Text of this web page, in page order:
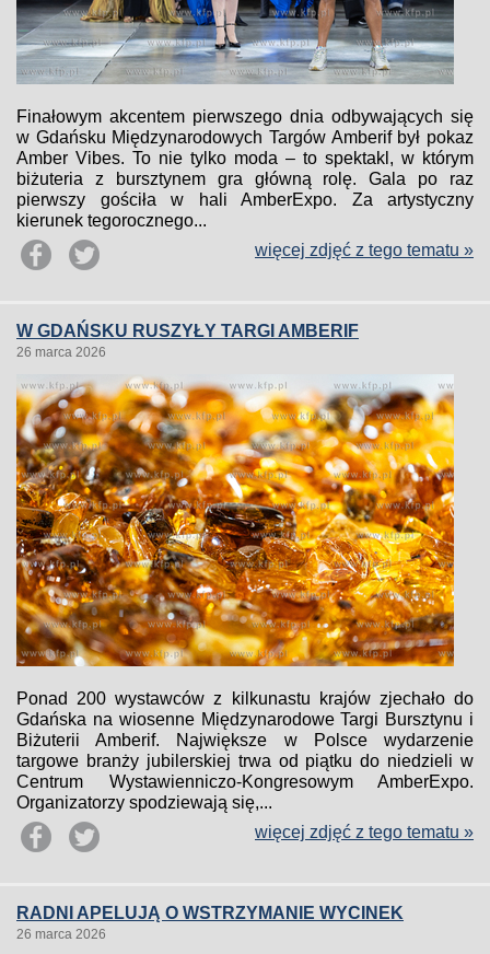
Finałowym akcentem pierwszego dnia odbywających się
w Gdańsku Międzynarodowych Targów Amberif był pokaz
Amber Vibes. To nie tylko moda – to spektakl, w którym
biżuteria z bursztynem gra główną rolę. Gala po raz
pierwszy gościła w hali AmberExpo. Za artystyczny
kierunek tegorocznego...
więcej zdjęć z tego tematu »
W GDAŃSKU RUSZYŁY TARGI AMBERIF
26 marca 2026
Ponad 200 wystawców z kilkunastu krajów zjechało do
Gdańska na wiosenne Międzynarodowe Targi Bursztynu i
Biżuterii Amberif. Największe w Polsce wydarzenie
targowe branży jubilerskiej trwa od piątku do niedzieli w
Centrum Wystawienniczo-Kongresowym AmberExpo.
Organizatorzy spodziewają się,...
więcej zdjęć z tego tematu »
RADNI APELUJĄ O WSTRZYMANIE WYCINEK
26 marca 2026